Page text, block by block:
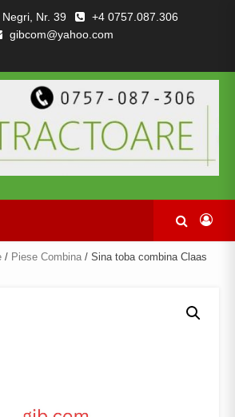
Nr. 39
+4 0757.087.306
gibcom@yahoo.com
TRACTOARE
SI
COMBINE
NOI
DE
CONFIDENȚIALITATEA
SI
CONDITII
/ Piese Combina / Sina toba combina Claas